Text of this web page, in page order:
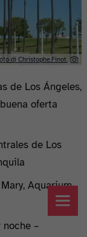
di Christophe.Finot.
de Los Ángeles,
oferta
de Los
Aquarium
noche –